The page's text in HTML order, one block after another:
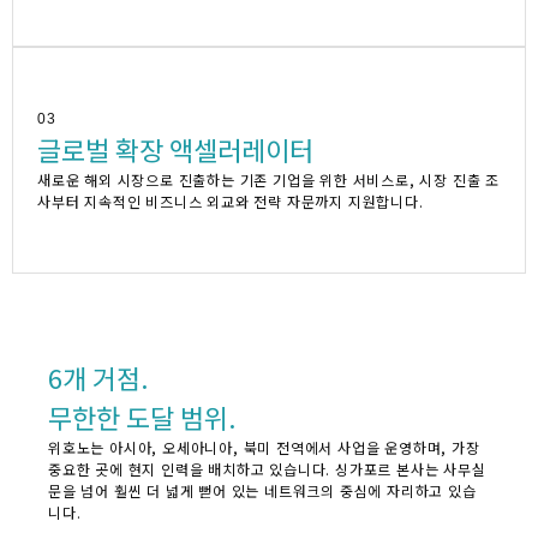
03
글로벌 확장 액셀러레이터
새로운 해외 시장으로 진출하는 기존 기업을 위한 서비스로, 시장 진출 조
사부터 지속적인 비즈니스 외교와 전략 자문까지 지원합니다.
6개 거점.
무한한 도달 범위.
위호노는 아시아, 오세아니아, 북미 전역에서 사업을 운영하며, 가장
중요한 곳에 현지 인력을 배치하고 있습니다. 싱가포르 본사는 사무실
문을 넘어 훨씬 더 넓게 뻗어 있는 네트워크의 중심에 자리하고 있습
니다.